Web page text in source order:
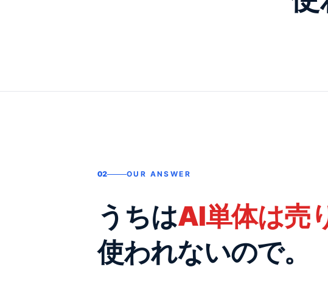
02 OUR ANSWER
うちはAI単体は売
使われないので。